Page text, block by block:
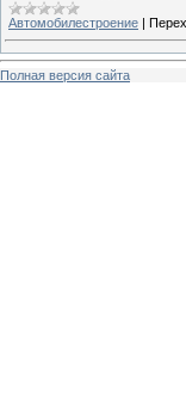
Автомобилестроение |
Полная версия сайта